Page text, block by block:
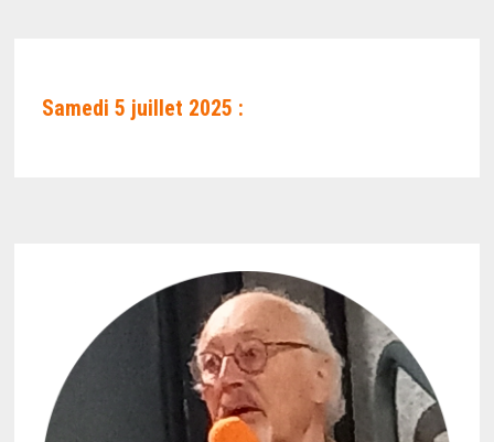
Samedi 5 juillet 2025 :